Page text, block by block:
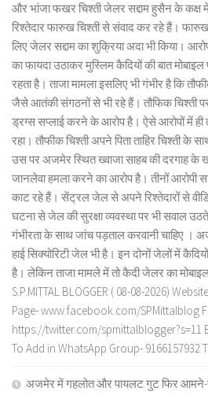
और भांजा फखर चिश्ती जेलर सद्दाम हुसैन के
रिश्तेदार फारुख चिश्ती से संवाद कर रहे हैं।
लिए जेलर सद्दाम का शुक्रिया अदा भी किया।
का फायदा उठाकर मुस्लिम कैदियों की बात
रहता है। ताजा मामला इसलिए भी गंभीर है कि
जैसे आतंकी संगठनों से भी रहे हैं। तौफिक चिश्ती
ड्रग्स सप्लाई करने के आरोप है। ऐसे आरोपों में ही
रहा। तौफीक चिश्ती अपने पिता ताहिर चिश्ती
उस पर अजमेर स्थित ख्वाजा साहब की दरगाह के
जानलेवा हमला करने का आरोप है। तीनों आरोपी
काट रहे हैं। सेंट्रल जेल से अपने रिश्तेदारों से
घटना से जेल की सुरक्षा व्यवस्था पर भी सवाल
गंभीरता के साथ जांच पड़ताल करवानी चाहिए
हाई सिक्योरिटी जेल भी है। इन दोनों जेलों में
है। लेकिन ताजा मामले में तो कैदी जेलर का
S.P.MITTAL BLOGGER ( 08-08-2026)
Page- www.facebook.com/SPMittalblog
https://twitter.com/spmittalblogger?s=11
To Add in WhatsApp Group- 9166157932
अजमेर में गहलोत और पायलट गुट फिर